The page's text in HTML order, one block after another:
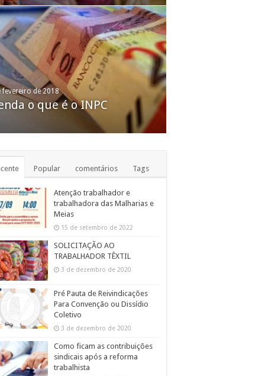
fevereiro de 2018
o que é o INPC
março de 2016
provoca o fechamento de
de 4 mil fábricas em São
em um ano
Popular comentários Tags
Atenção trabalhador e
trabalhadora das Malharias e
Meias
15 de setembro de 2022
SOLICITAÇÃO AO
TRABALHADOR TÊXTIL
3 de dezembro de 2020
Pré Pauta de Reivindicações
Para Convenção ou Dissídio
Coletivo
3 de dezembro de 2020
Como ficam as contribuições
sindicais após a reforma
trabalhista